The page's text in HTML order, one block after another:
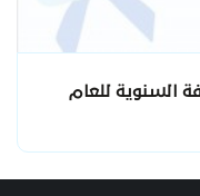
السنوية للعام